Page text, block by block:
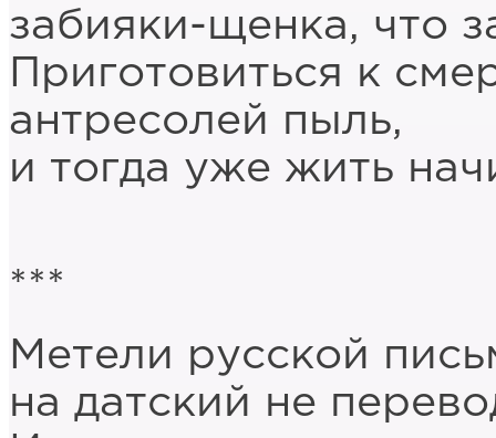
забияки-щенка, что
Приготовиться к
антресолей пыль,
и тогда уже жить
***
Метели русской
на датский не